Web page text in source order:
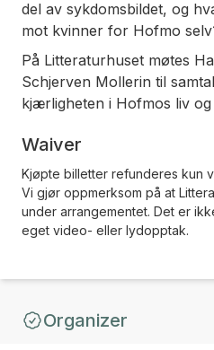
del av sykdomsbildet, og
mot kvinner for Hofmo
På Litteraturhuset møtes
Schjerven Mollerin til
kjærligheten i Hofmos liv
Waiver
Kjøpte billetter refunderes kun
Vi gjør oppmerksom på at
under arrangementet. Det er
eget video- eller lydopptak.
Organizer